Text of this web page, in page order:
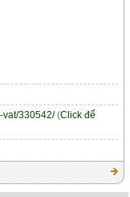
vat/330542/(Click để